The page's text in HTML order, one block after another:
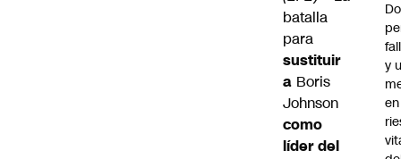
batalla
para
sustituir
a Boris
Johnson
como
líder del
y
en